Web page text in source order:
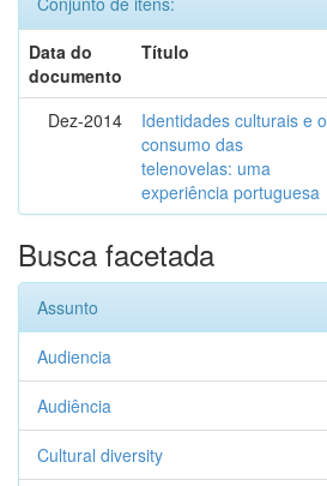
Data do
documento
Título
Dez-2014
Identidades culturais e o
consumo das
telenovelas: uma
experiência portuguesa
Busca facetada
Assunto
Audiencia
Audiência
Cultural diversity